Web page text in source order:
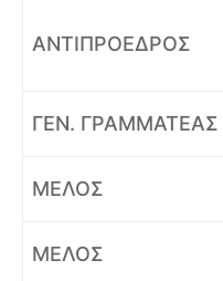
ΑΝΤΙΠΡΟΕΔΡΟΣ
ΓΕΝ. ΓΡΑΜΜΑΤΕΑΣ
ΜΕΛΟΣ
ΜΕΛΟΣ